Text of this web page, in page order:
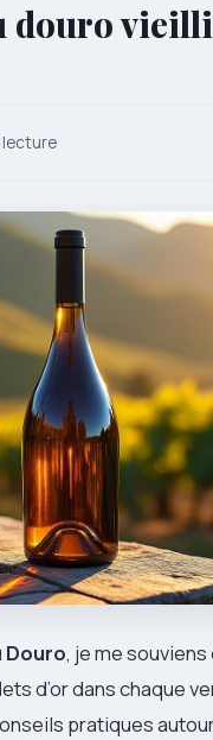
douro vieilli
lecture
Douro, je me souviens
d’or dans chaque
pratiques